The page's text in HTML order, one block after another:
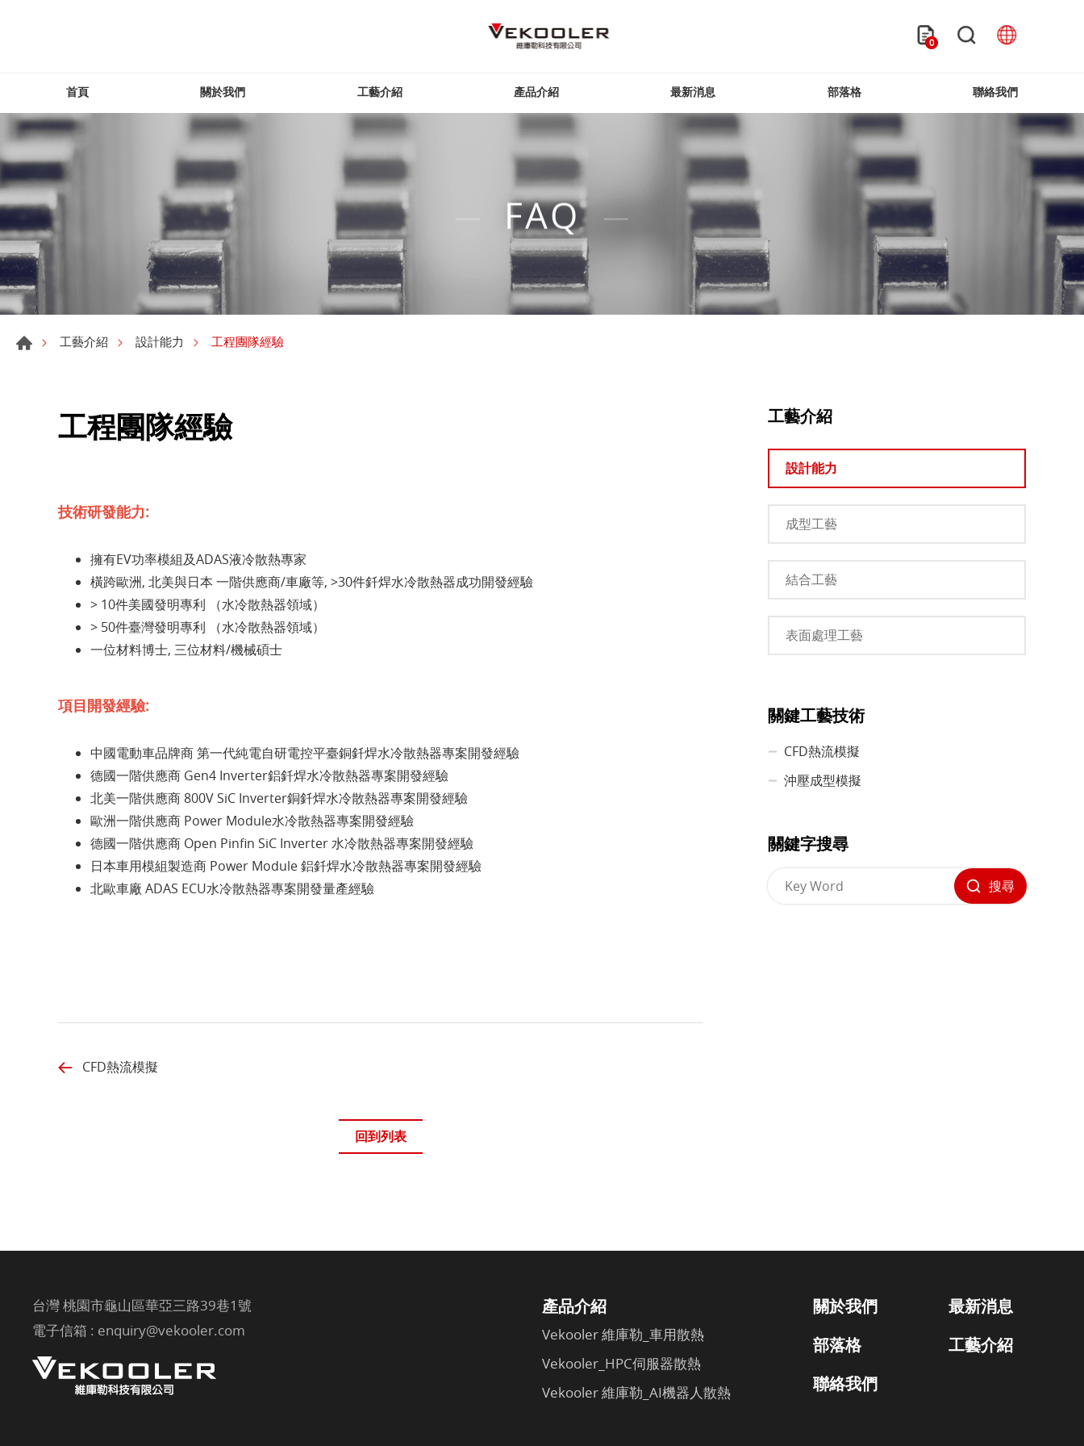
0
首頁 關於我們 工藝介紹 產品介紹 最新消息 部落格 聯絡我們
FAQ
工藝介紹 設計能力 工程團隊經驗
工程團隊經驗
技術研發能力:
擁有EV功率模組及ADAS液冷散熱專家
橫跨歐洲, 北美與日本 一階供應商/車廠等, >30件釺焊水冷散熱器成功開發經驗
> 10件美國發明專利 （水冷散熱器領域）
> 50件臺灣發明專利 （水冷散熱器領域）
一位材料博士, 三位材料/機械碩士
項目開發經驗:
中國電動車品牌商 第一代純電自研電控平臺銅釺焊水冷散熱器專案開發經驗
德國一階供應商 Gen4 Inverter鋁釺焊水冷散熱器專案開發經驗
北美一階供應商 800V SiC Inverter銅釺焊水冷散熱器專案開發經驗
歐洲一階供應商 Power Module水冷散熱器專案開發經驗
德國一階供應商 Open Pinfin SiC Inverter 水冷散熱器專案開發經驗
日本車用模組製造商 Power Module 鋁釺焊水冷散熱器專案開發經驗
北歐車廠 ADAS ECU水冷散熱器專案開發量產經驗
CFD熱流模擬
回到列表
工藝介紹
設計能力
成型工藝
結合工藝
表面處理工藝
關鍵工藝技術
CFD熱流模擬
沖壓成型模擬
關鍵字搜尋
搜尋
產品介紹
Vekooler 維庫勒_車用散熱
Vekooler_HPC伺服器散熱
Vekooler 維庫勒_AI機器人散熱
關於我們
最新消息
部落格
工藝介紹
聯絡我們
台灣 桃園市龜山區華亞三路39巷1號
電子信箱 : enquiry@vekooler.com